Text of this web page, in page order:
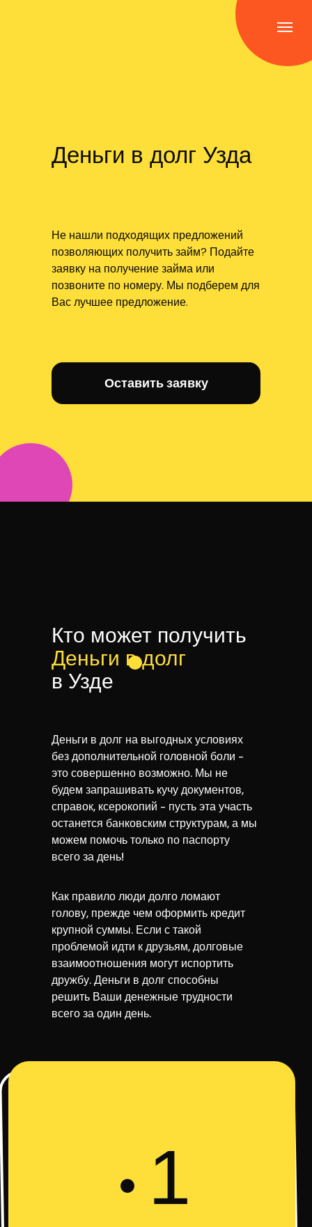
Оставить заявку
Деньги в долг Узда
Не нашли подходящих предложений
позволяющих получить займ? Подайте
заявку на получение займа или
позвоните по номеру. Мы подберем для
Вас лучшее предложение.
Кто может получить
Деньги в долг
в Узде
Как правило люди долго ломают
голову, прежде чем оформить кредит
крупной суммы. Если с такой
проблемой идти к друзьям, долговые
взаимоотношения могут испортить
дружбу. Деньги в долг способны
решить Ваши денежные трудности
всего за один день.
Деньги в долг на выгодных условиях
без дополнительной головной боли -
это совершенно возможно. Мы не
будем запрашивать кучу документов,
справок, ксерокопий - пусть эта участь
останется банковским структурам, а мы
можем помочь только по паспорту
всего за день!
1